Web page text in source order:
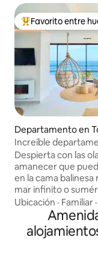
De los mejores en
Favorito entre
Departamento en
nos
Increíble
Savanna Beach
Despierta con las
amanecer que
en la cama balinesa
mar infinito o
climatizado
de cava. El
para pasar unas
un lugar mágico y
Ubicación · Familiar ·